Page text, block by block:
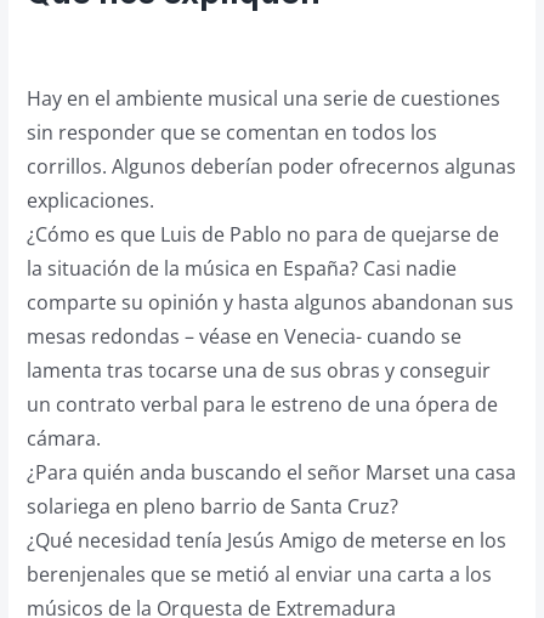
Hay en el ambiente musical una serie de cuestiones
sin responder que se comentan en todos los
corrillos. Algunos deberían poder ofrecernos algunas
explicaciones.
¿Cómo es que Luis de Pablo no para de quejarse de
la situación de la música en España? Casi nadie
comparte su opinión y hasta algunos abandonan sus
mesas redondas – véase en Venecia- cuando se
lamenta tras tocarse una de sus obras y conseguir
un contrato verbal para le estreno de una ópera de
cámara.
¿Para quién anda buscando el señor Marset una casa
solariega en pleno barrio de Santa Cruz?
¿Qué necesidad tenía Jesús Amigo de meterse en los
berenjenales que se metió al enviar una carta a los
músicos de la Orquesta de Extremadura